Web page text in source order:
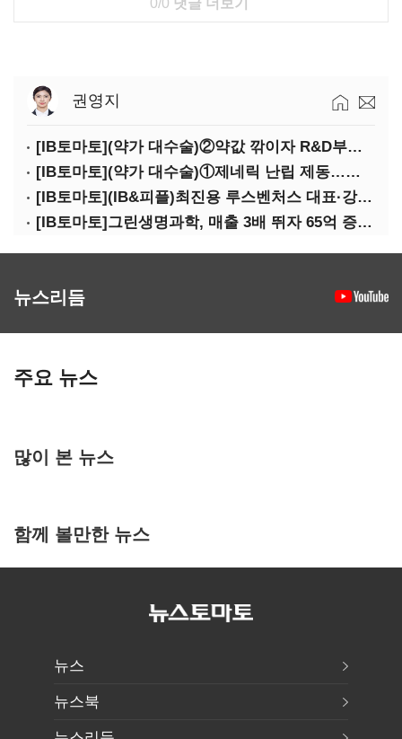
0/0 댓글 더보기
권영지
[IB토마토](약가 대수술)②약값 깎이자 R&D부터 축소…제약업계 비상경영 돌입
[IB토마토](약가 대수술)①제네릭 난립 제동…중소 제약사 수익성 비상
[IB토마토](IB&피플)최진용 루스벤처스 대표·강승순 이사
[IB토마토]그린생명과학, 매출 3배 뛰자 65억 증설…상위 2곳 의존도 82%
뉴스리듬
주요 뉴스
많이 본 뉴스
함께 볼만한 뉴스
뉴스
뉴스북